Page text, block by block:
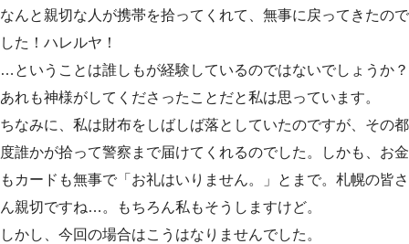
なんと親切な人が携帯を拾ってくれて、無事に戻ってきたので
した！ハレルヤ！
…ということは誰しもが経験しているのではないでしょうか？
あれも神様がしてくださったことだと私は思っています。
ちなみに、私は財布をしばしば落としていたのですが、その都
度誰かが拾って警察まで届けてくれるのでした。しかも、お金
もカードも無事で「お礼はいりません。」とまで。札幌の皆さ
ん親切ですね…。もちろん私もそうしますけど。
しかし、今回の場合はこうはなりませんでした。